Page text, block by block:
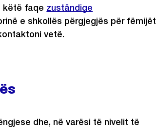
këtë faqe zuständige
e shkollës përgjegjës për fëmijët
vetë.
dhe, në varësi të nivelit të